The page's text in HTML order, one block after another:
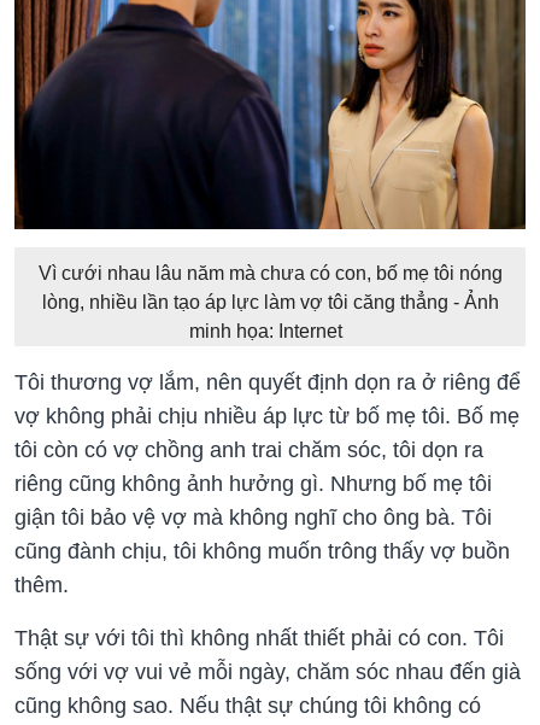
Vì cưới nhau lâu năm mà chưa có con, bố mẹ tôi nóng
lòng, nhiều lần tạo áp lực làm vợ tôi căng thẳng - Ảnh
minh họa: Internet
Tôi thương vợ lắm, nên quyết định dọn ra ở riêng để
vợ không phải chịu nhiều áp lực từ bố mẹ tôi. Bố mẹ
tôi còn có vợ chồng anh trai chăm sóc, tôi dọn ra
riêng cũng không ảnh hưởng gì. Nhưng bố mẹ tôi
giận tôi bảo vệ vợ mà không nghĩ cho ông bà. Tôi
cũng đành chịu, tôi không muốn trông thấy vợ buồn
thêm.
Thật sự với tôi thì không nhất thiết phải có con. Tôi
sống với vợ vui vẻ mỗi ngày, chăm sóc nhau đến già
cũng không sao. Nếu thật sự chúng tôi không có